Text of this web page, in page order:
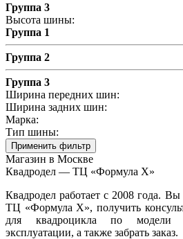
Группа 3
Высота шины:
Группа 1
Группа 2
Группа 3
Ширина передних шин:
Ширина задних шин:
Марка:
Тип шины:
Применить фильтр
Магазин в Москве
Квадродел — ТЦ «Формула Х»
Квадродел работает с 2008 года.
ТЦ «Формула Х», получить
для квадроцикла по модели
эксплуатации, а также забрать заказ.